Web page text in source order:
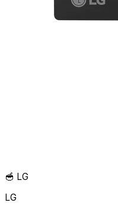
🥣 LG
LG